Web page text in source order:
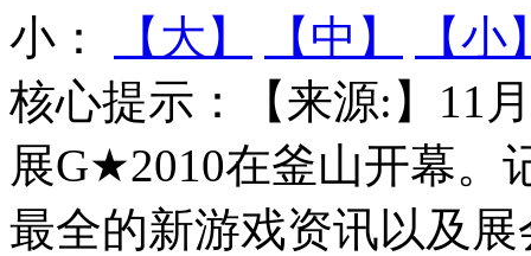
小：
【大】 【中】
【小
核心提示：
【来源:】11
展G★2010在釜山开幕。
最全的新游戏资讯以及